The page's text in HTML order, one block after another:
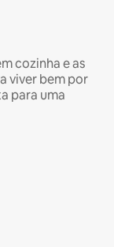
cozinha e as
viver bem por
para uma